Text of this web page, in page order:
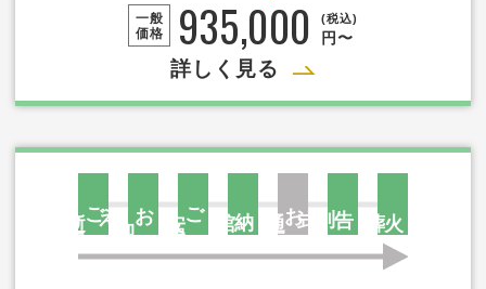
一般
価格
935,000 (税込)
円〜
詳しく見る
ご
逝
去 お
え ご
安
置 納棺 お
通
夜 告別式 火葬